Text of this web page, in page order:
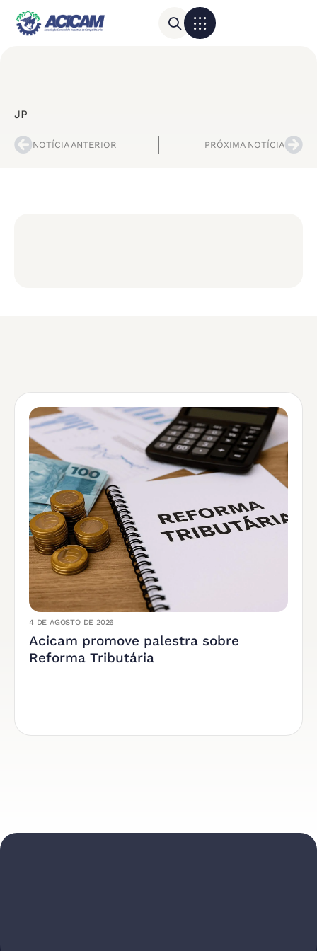
JP
NOTÍCIA ANTERIOR PRÓXIMA NOTÍCIA
4 DE AGOSTO DE 2026
Acicam promove palestra sobre
Reforma Tributária